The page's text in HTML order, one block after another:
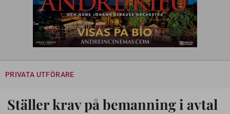
PRIVATA UTFÖRARE
Ställer krav på bemanning i avtal